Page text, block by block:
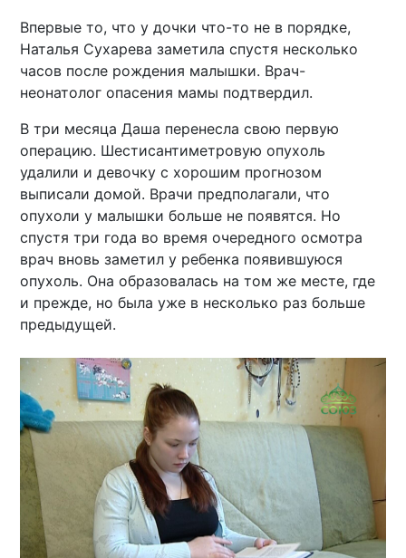
Впервые то, что у дочки что-то не в порядке,
Наталья Сухарева заметила спустя несколько
часов после рождения малышки. Врач-
неонатолог опасения мамы подтвердил.
В три месяца Даша перенесла свою первую
операцию. Шестисантиметровую опухоль
удалили и девочку с хорошим прогнозом
выписали домой. Врачи предполагали, что
опухоли у малышки больше не появятся. Но
спустя три года во время очередного осмотра
врач вновь заметил у ребенка появившуюся
опухоль. Она образовалась на том же месте, где
и прежде, но была уже в несколько раз больше
предыдущей.